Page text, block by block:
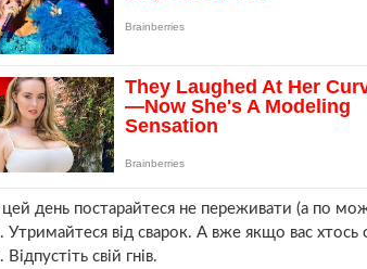
цей день постарайтеся не переживати (а по
Утримайтеся від сварок. А вже якщо вас
свій гнів.